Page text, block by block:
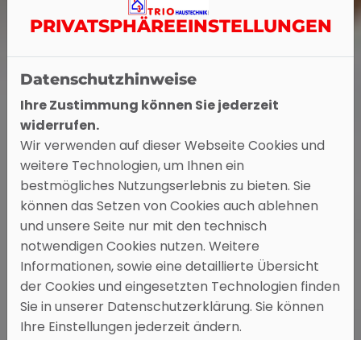
PRIVATSPHÄRE­EINSTELLUNGEN
Datenschutzhinweise
Ihre Zustimmung können Sie jederzeit
widerrufen.
Wir verwenden auf dieser Webseite Cookies und
weitere Technologien, um Ihnen ein
bestmögliches Nutzungserlebnis zu bieten. Sie
können das Setzen von Cookies auch ablehnen
und unsere Seite nur mit den technisch
notwendigen Cookies nutzen. Weitere
Informationen, sowie eine detaillierte Übersicht
der Cookies und eingesetzten Technologien finden
Sie in unserer Datenschutzerklärung. Sie können
Ihre Einstellungen jederzeit ändern.